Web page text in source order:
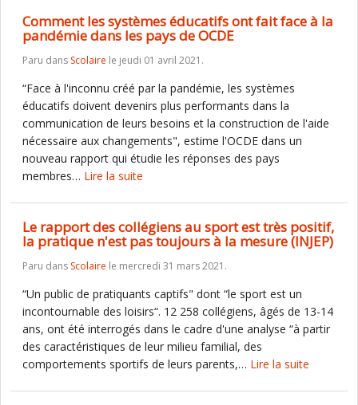
Comment les systèmes éducatifs ont fait face à la
pandémie dans les pays de OCDE
Paru dans Scolaire le jeudi 01 avril 2021.
“Face à l'inconnu créé par la pandémie, les systèmes
éducatifs doivent devenirs plus performants dans la
communication de leurs besoins et la construction de l'aide
nécessaire aux changements", estime l'OCDE dans un
nouveau rapport qui étudie les réponses des pays
membres… Lire la suite
Le rapport des collégiens au sport est très positif,
la pratique n'est pas toujours à la mesure (INJEP)
Paru dans Scolaire le mercredi 31 mars 2021.
“Un public de pratiquants captifs" dont “le sport est un
incontournable des loisirs“. 12 258 collégiens, âgés de 13-14
ans, ont été interrogés dans le cadre d'une analyse “à partir
des caractéristiques de leur milieu familial, des
comportements sportifs de leurs parents,… Lire la suite